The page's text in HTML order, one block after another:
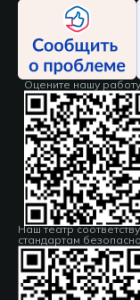
Оцените нашу работу
Наш театр
стандартам